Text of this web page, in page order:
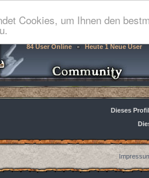
Cookies, um Ihnen den
84 User Online Heute 1 Neue User
Dieses